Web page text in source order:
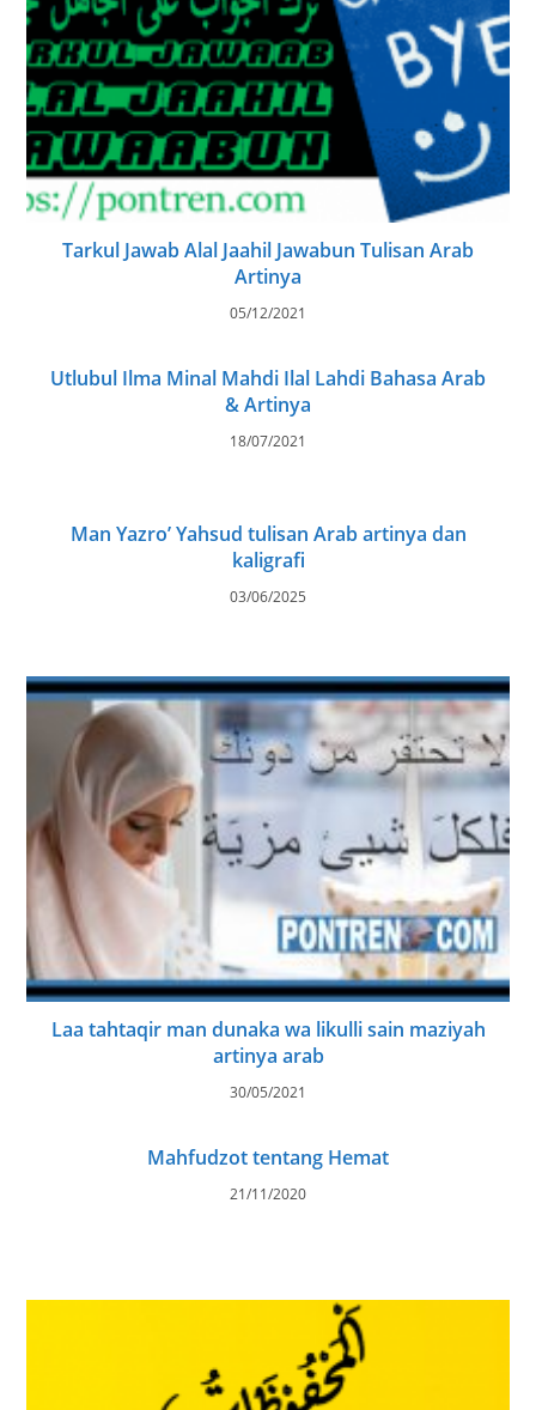
Tarkul Jawab Alal Jaahil Jawabun Tulisan Arab
Artinya
05/12/2021
Utlubul Ilma Minal Mahdi Ilal Lahdi Bahasa Arab
& Artinya
18/07/2021
Man Yazro’ Yahsud tulisan Arab artinya dan
kaligrafi
03/06/2025
Laa tahtaqir man dunaka wa likulli sain maziyah
artinya arab
30/05/2021
Mahfudzot tentang Hemat
21/11/2020